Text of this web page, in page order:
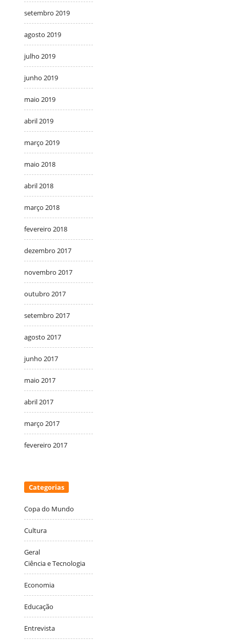
setembro 2019
agosto 2019
julho 2019
junho 2019
maio 2019
abril 2019
março 2019
maio 2018
abril 2018
março 2018
fevereiro 2018
dezembro 2017
novembro 2017
outubro 2017
setembro 2017
agosto 2017
junho 2017
maio 2017
abril 2017
março 2017
fevereiro 2017
Categorias
Copa do Mundo
Cultura
Geral
Ciência e Tecnologia
Economia
Educação
Entrevista